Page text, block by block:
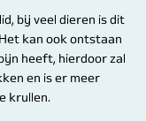
bij veel dieren is dit
kan ook ontstaan
heeft, hierdoor zal
en is er meer
krullen.